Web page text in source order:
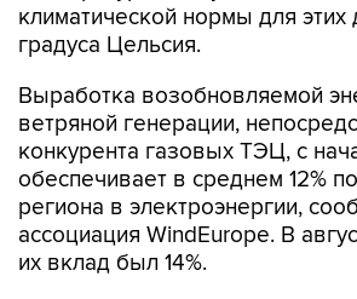
климатической нормы для этих
градуса Цельсия.
Выработка возобновляемой
ветряной генерации,
конкурента газовых ТЭЦ, с
обеспечивает в среднем 12%
региона в электроэнергии,
ассоциация WindEurope. В
их вклад был 14%.